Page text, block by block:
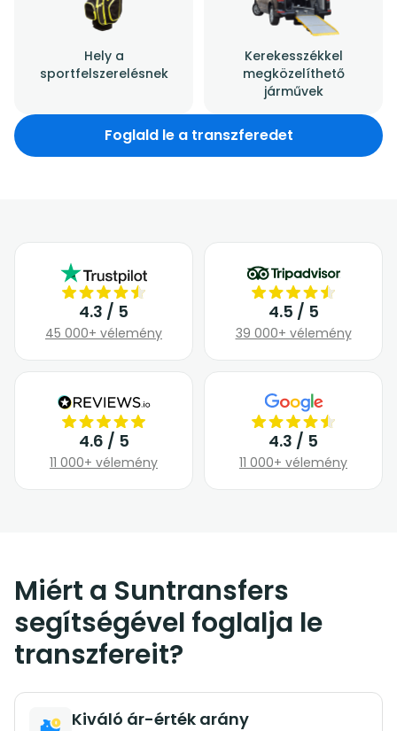
Hely a
sportfelszerelésnek
Kerekesszékkel
megközelíthető
járművek
Foglald le a transzferedet
4.3 / 5
45 000+ vélemény
4.5 / 5
39 000+ vélemény
4.6 / 5
11 000+ vélemény
4.3 / 5
11 000+ vélemény
Miért a Suntransfers
segítségével foglalja le
transzfereit?
Kiváló ár-érték arány